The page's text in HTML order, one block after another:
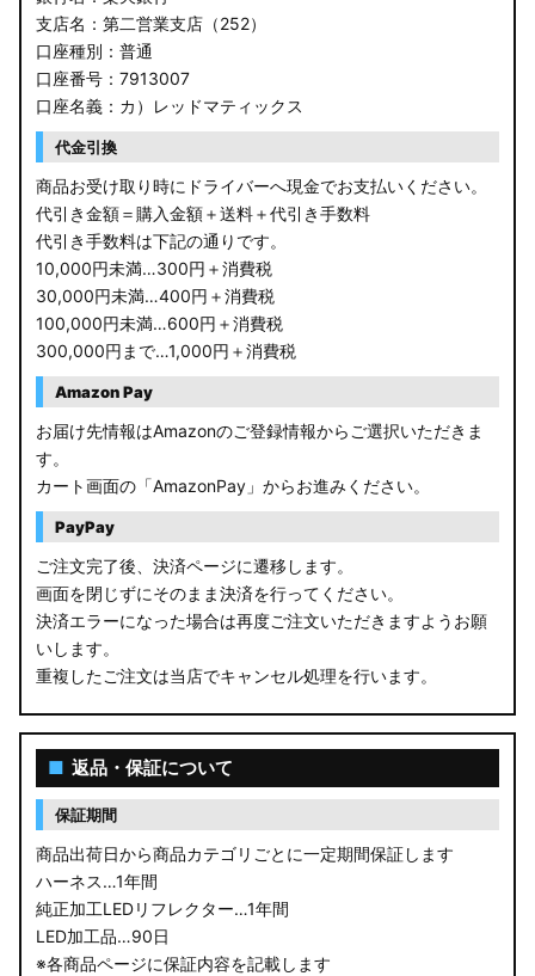
支店名：第二営業支店（252）
口座種別：普通
口座番号：7913007
口座名義：カ）レッドマティックス
代金引換
商品お受け取り時にドライバーへ現金でお支払いください。
代引き金額＝購入金額＋送料＋代引き手数料
代引き手数料は下記の通りです。
10,000円未満…300円＋消費税
30,000円未満…400円＋消費税
100,000円未満…600円＋消費税
300,000円まで…1,000円＋消費税
Amazon Pay
お届け先情報はAmazonのご登録情報からご選択いただきま
す。
カート画面の「AmazonPay」からお進みください。
PayPay
ご注文完了後、決済ページに遷移します。
画面を閉じずにそのまま決済を行ってください。
決済エラーになった場合は再度ご注文いただきますようお願
いします。
重複したご注文は当店でキャンセル処理を行います。
■ 返品・保証について
保証期間
商品出荷日から商品カテゴリごとに一定期間保証します
ハーネス…1年間
純正加工LEDリフレクター…1年間
LED加工品…90日
※各商品ページに保証内容を記載します